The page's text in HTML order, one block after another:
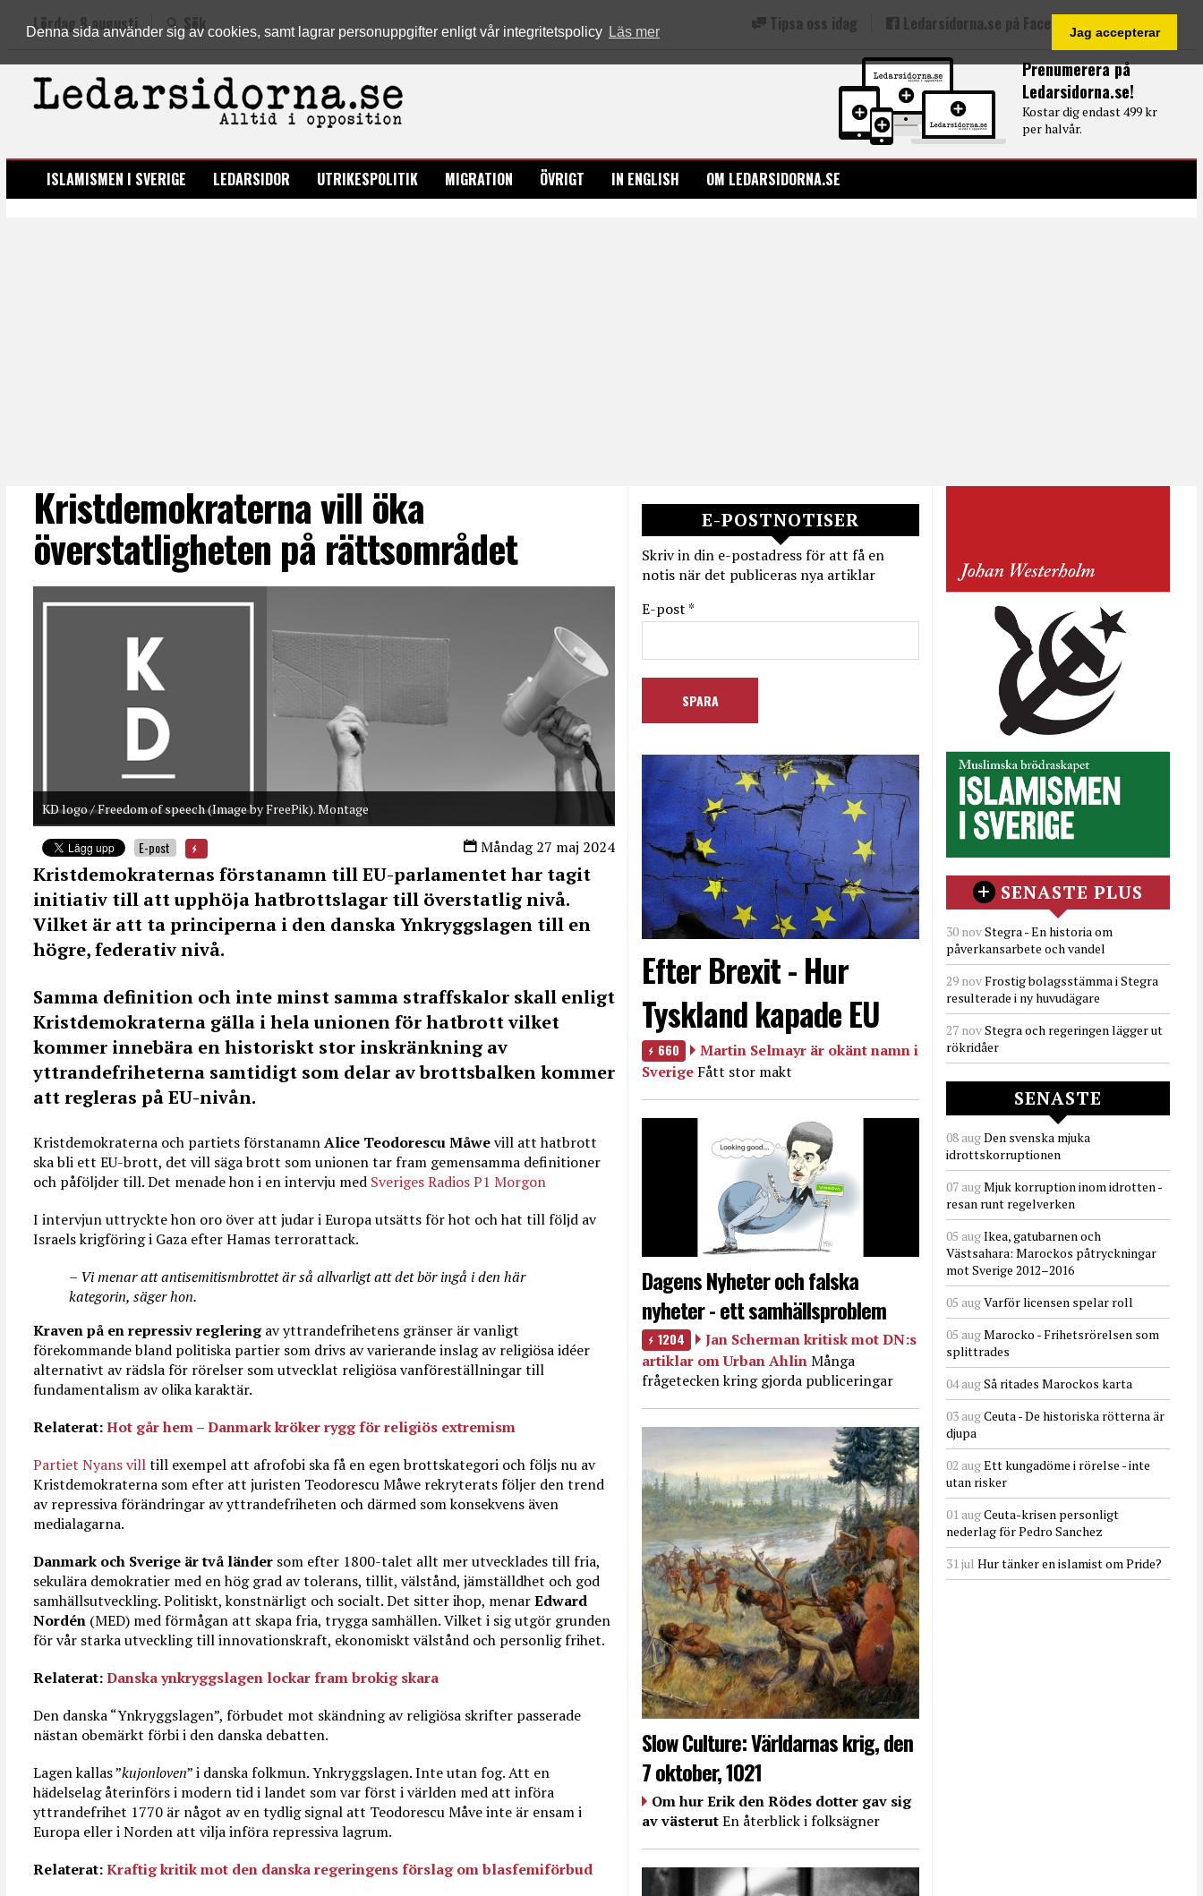
Denna sida använder sig av cookies, samt lagrar personuppgifter enligt vår integritetspolicy Läs mer Jag accepterar
Prenumerera på
Ledarsidorna.se!
Kostar dig endast 499 kr
per halvår.
Lördag 8 augusti Sök Tipsa oss idag Ledarsidorna.se på Facebook
LEDARSIDORNA.SE
ISLAMISMEN I SVERIGE LEDARSIDOR UTRIKESPOLITIK MIGRATION ÖVRIGT IN ENGLISH OM LEDARSIDORNA.SE
Kristdemokraterna vill öka
överstatligheten på rättsområdet
KD logo / Freedom of speech (Image by FreePik). Montage
Måndag 27 maj 2024
E-post
Kristdemokraternas förstanamn till EU-parlamentethar tagit
initiativ till att upphöja hatbrottslagar till överstatlig nivå.
Vilket är att ta principerna i den danska Ynkryggslagen till en
högre, federativ nivå.
Samma definition och inte minst samma straffskalor skall enligt
Kristdemokraterna gälla i hela unionen för hatbrott vilket
kommer innebära en historiskt stor inskränkning av
yttrandefriheterna samtidigt som delar av brottsbalken kommer
att regleras på EU-nivån.
Kristdemokraterna och partiets förstanamnAlice Teodorescu Måwevill att hatbrott
ska bli ett EU-brott, det vill säga brott som unionen tar fram gemensamma definitioner
och påföljder till. Det menade hon i en intervju med Sveriges Radios P1 Morgon
I intervjun uttryckte hon oro över att judar i Europa utsätts för hot och hat till följd av
Israels krigföring i Gaza efter Hamas terrorattack.
– Vi menar att antisemitismbrottet är så allvarligt att det bör ingå i den här
kategorin, säger hon.
Kraven på en repressiv regleringav yttrandefrihetens gränser är vanligt
förekommande bland politiska partier som drivs av varierande inslag av religiösa idéer
alternativt av rädsla för rörelser som utvecklat religiösa vanföreställningar till
fundamentalism av olika karaktär.
Relaterat:Hot går hem – Danmark kröker rygg för religiös extremism
Partiet Nyans villtill exempel att afrofobi ska få en egen brottskategori och följs nu av
Kristdemokraterna som efter att juristen Teodorescu Måwe rekryterats följer den trend
av repressiva förändringar av yttrandefriheten och därmed som konsekvens även
medialagarna.
Danmark och Sverige är två länder som efter 1800-talet allt mer utvecklades till fria,
sekulära demokratier med en hög grad av tolerans, tillit, välstånd, jämställdhet och god
samhällsutveckling. Politiskt, konstnärligt och socialt. Det sitter ihop, menarEdward
Nordén (MED) med förmågan att skapa fria, trygga samhällen. Vilket i sig utgör grunden
för vår starka utveckling till innovationskraft, ekonomiskt välstånd och personlig frihet.
Relaterat:Danska ynkryggslagen lockar fram brokig skara
Den danska “Ynkryggslagen”, förbudet mot skändning av religiösa skrifter passerade
nästan obemärkt förbi i den danska debatten.
Lagen kallas ”kujonloven” i danska folkmun. Ynkryggslagen. Inte utan fog. Att en
hädelselag återinförs i modern tid i landet som var först i världen med att införa
yttrandefrihet 1770 är något av en tydlig signal att Teodorescu Måve inte är ensam i
Europa eller i Norden att vilja införa repressiva lagrum.
Relaterat:Kraftig kritik mot den danska regeringens förslag om blasfemiförbud
E-POSTNOTISER
Skriv in din e-postadress för att få en
notis när det publiceras nya artiklar
E-post *
Efter Brexit - Hur
Tyskland kapade EU
660
Martin Selmayr är okänt namn i
Sverige Fått stor makt
Dagens Nyheter och falska
nyheter - ett samhällsproblem
1204
Jan Scherman kritisk mot DN:s
artiklar om Urban AhlinMånga
frågetecken kring gjorda publiceringar
Slow Culture: Världarnas krig, den
7 oktober, 1021
Om hur Erik den Rödes dotter gav sig
av västerutEn återblick i folksägner
SENASTE PLUS
30 novStegra - En historia om
påverkansarbete och vandel
29 novFrostig bolagsstämma i Stegra
resulterade i ny huvudägare
27 novStegra och regeringen lägger ut
rökridåer
SENASTE
08 augDen svenska mjuka
idrottskorruptionen
07 augMjuk korruption inom idrotten -
resan runt regelverken
05 augIkea, gatubarnen och
Västsahara: Marockos påtryckningar
mot Sverige 2012–2016
05 augVarför licensen spelar roll
05 augMarocko - Frihetsrörelsen som
splittrades
04 augSå ritades Marockos karta
03 augCeuta - De historiska rötterna är
djupa
02 augEtt kungadöme i rörelse - inte
utan risker
01 augCeuta-krisen personligt
nederlag för Pedro Sanchez
31 jul Hur tänker en islamist om Pride?